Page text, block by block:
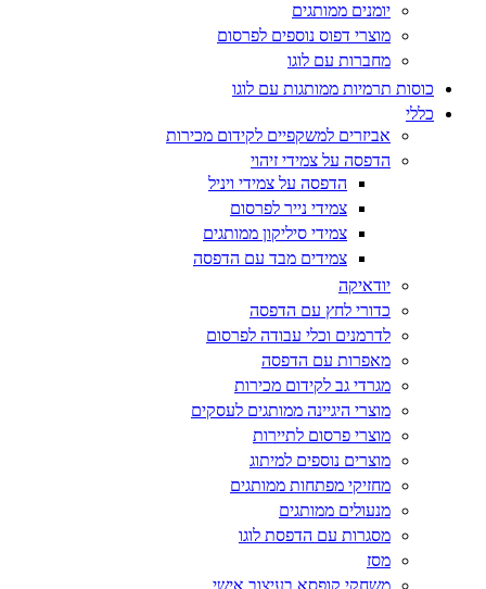
יומנים ממותגים
מוצרי דפוס נוספים לפרסום
מחברות עם לוגו
כוסות תרמיות ממותגות עם לוגו
כללי
אביזרים למשקפיים לקידום מכירות
הדפסה על צמידי זיהוי
הדפסה על צמידי ויניל
צמידי נייר לפרסום
צמידי סיליקון ממותגים
צמידים מבד עם הדפסה
יודאיקה
כדורי לחץ עם הדפסה
לדרמנים וכלי עבודה לפרסום
מאפרות עם הדפסה
מגרדי גב לקידום מכירות
מוצרי היגיינה ממותגים לעסקים
מוצרי פרסום לתיירות
מוצרים נוספים למיתוג
מחזיקי מפתחות ממותגים
מנעולים ממותגים
מסגרות עם הדפסת לוגו
מסז